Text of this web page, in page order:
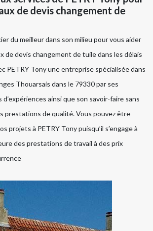
de devis changement de
du meilleur dans son milieu pour vous aider
de devis changement de tuile dans les délais
PETRY Tony une entreprise spécialisée dans
Thouarsais dans le 79330 par ses
ainsi que son savoir-faire sans
prestations de qualité. Vous pouvez être
projets à PETRY Tony puisqu’il s’engage à
des prestations de travail à des prix